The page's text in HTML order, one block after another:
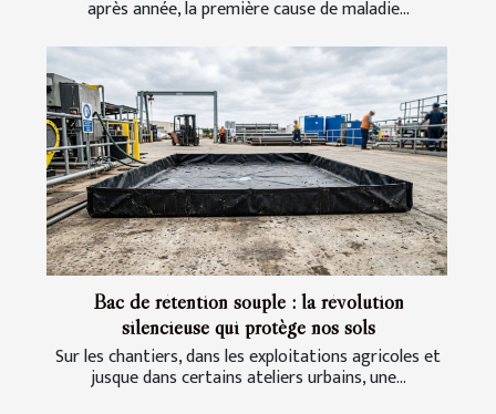
après année, la première cause de maladie...
Bac de rétention souple : la révolution
silencieuse qui protège nos sols
Sur les chantiers, dans les exploitations agricoles et
jusque dans certains ateliers urbains, une...